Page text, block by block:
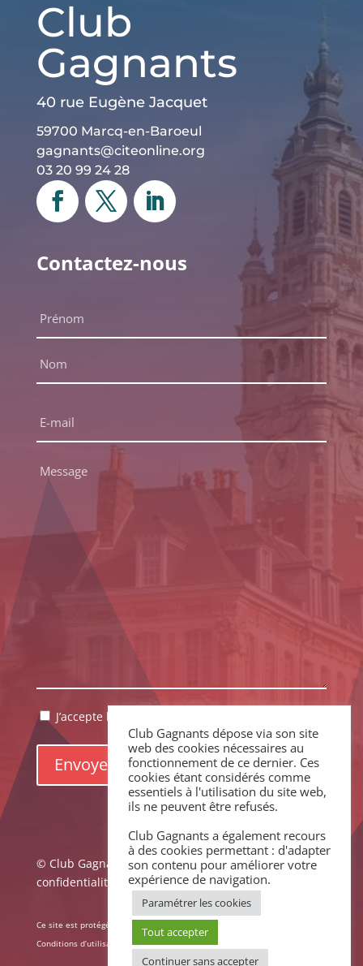
Club
Gagnants
40 rue Eugène Jacquet
59700 Marcq-en-Baroeul
gagnants@citeonline.org
03 20 99 24 28
Contactez-nous
complet
mail
Message
RGPDJ’accepte la politique de confidentialité.
© Club Gagnants –Mentions légales|Politique de
confidentialité
Ce site est protégé par reCAPTCHA. La
Conditions d’utilisation
de Google s’appliquent.
Club Gagnants dépose via son site
web des cookies nécessaires au
fonctionnement de ce dernier. Ces
cookies étant considérés comme
essentiels à l'utilisation du site web,
ils ne peuvent être refusés.
Club Gagnants a également recours
à des cookies permettant : d'adapter
son contenu pour améliorer votre
expérience de navigation.
Paramétrer les cookies
Tout accepter
Continuer sans accepter